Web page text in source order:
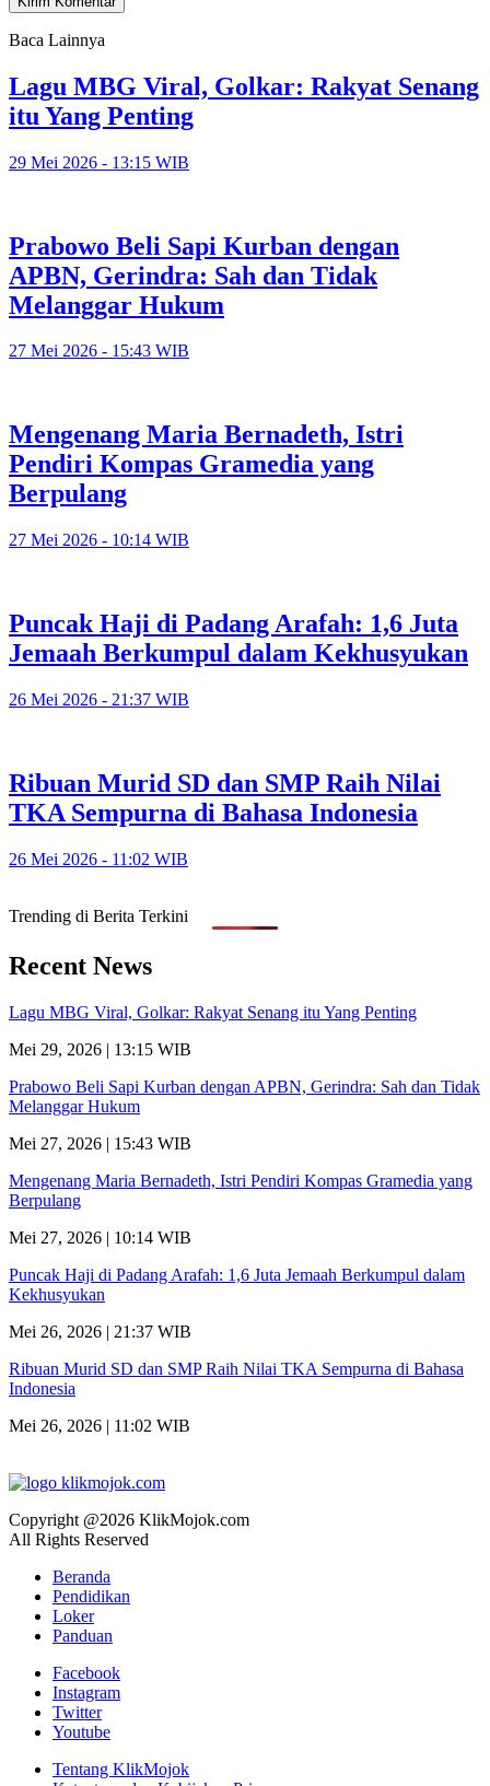
Baca Lainnya
Lagu MBG Viral, Golkar: Rakyat Senang
itu Yang Penting
29 Mei 2026 - 13:15 WIB
Prabowo Beli Sapi Kurban dengan
APBN, Gerindra: Sah dan Tidak
Melanggar Hukum
27 Mei 2026 - 15:43 WIB
Mengenang Maria Bernadeth, Istri
Pendiri Kompas Gramedia yang
Berpulang
27 Mei 2026 - 10:14 WIB
Puncak Haji di Padang Arafah: 1,6 Juta
Jemaah Berkumpul dalam Kekhusyukan
26 Mei 2026 - 21:37 WIB
Ribuan Murid SD dan SMP Raih Nilai
TKA Sempurna di Bahasa Indonesia
26 Mei 2026 - 11:02 WIB
Trending di Berita Terkini
Recent News
Lagu MBG Viral, Golkar: Rakyat Senang itu Yang Penting
Mei 29, 2026 | 13:15 WIB
Prabowo Beli Sapi Kurban dengan APBN, Gerindra: Sah dan Tidak
Melanggar Hukum
Mei 27, 2026 | 15:43 WIB
Mengenang Maria Bernadeth, Istri Pendiri Kompas Gramedia yang
Berpulang
Mei 27, 2026 | 10:14 WIB
Puncak Haji di Padang Arafah: 1,6 Juta Jemaah Berkumpul dalam
Kekhusyukan
Mei 26, 2026 | 21:37 WIB
Ribuan Murid SD dan SMP Raih Nilai TKA Sempurna di Bahasa
Indonesia
Mei 26, 2026 | 11:02 WIB
Copyright @2026 KlikMojok.com
All Rights Reserved
Beranda
Pendidikan
Loker
Panduan
Facebook
Instagram
Twitter
Youtube
Tentang KlikMojok